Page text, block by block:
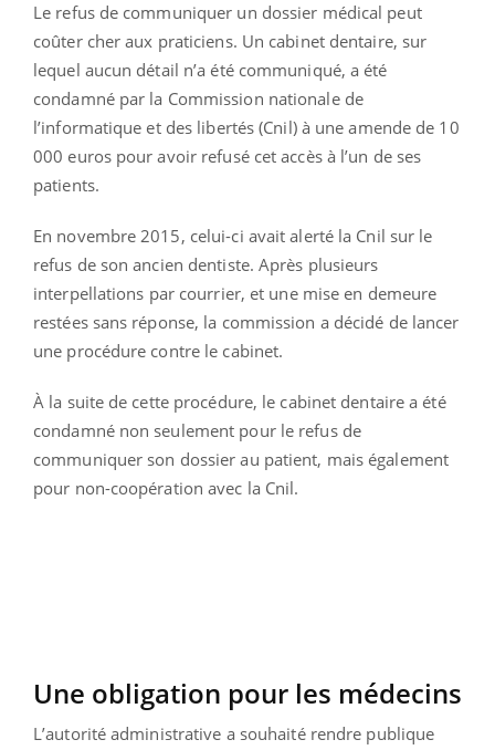
Le refus de communiquer un dossier médical peut
coûter cher aux praticiens. Un cabinet dentaire, sur
lequel aucun détail n’a été communiqué, a été
condamné par la Commission nationale de
l’informatique et des libertés (Cnil) à une amende de 10
000 euros pour avoir refusé cet accès à l’un de ses
patients.
En novembre 2015, celui-ci avait alerté la Cnil sur le
refus de son ancien dentiste. Après plusieurs
interpellations par courrier, et une mise en demeure
restées sans réponse, la commission a décidé de lancer
une procédure contre le cabinet.
À la suite de cette procédure, le cabinet dentaire a été
condamné non seulement pour le refus de
communiquer son dossier au patient, mais également
pour non-coopération avec la Cnil.
Une obligation pour les médecins
L’autorité administrative a souhaité rendre publique